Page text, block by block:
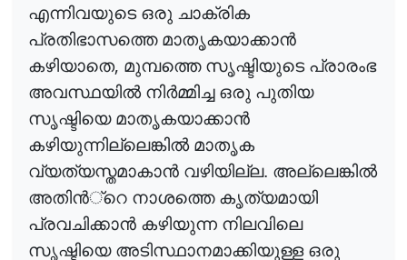
എന്നിവയുടെ ഒരു ചാക്രിക
പ്രതിഭാസത്തെ മാതൃകയാക്കാൻ
കഴിയാതെ, മുമ്പത്തെ സൃഷ്ടിയുടെ പ്രാരംഭ
അവസ്ഥയിൽനിർമ്മിച്ചഒരു പുതിയ
സൃഷ്ടിയെ മാതൃകയാക്കാൻ
കഴിയുന്നില്ലെങ്കിൽമാതൃക
വ്യത്യസ്തമാകാൻ വഴിയില്ല. അല്ലെങ്കിൽ
അതിൻ്റെ നാശത്തെ കൃത്യമായി
പ്രവചിക്കാൻ കഴിയുന്ന നിലവിലെ
സൃഷ്ടിയെ അടിസ്ഥാനമാക്കിയുള്ള ഒരു